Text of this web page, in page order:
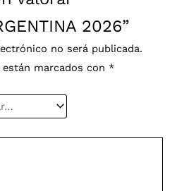
2026”
no será publicada.
marcados con *